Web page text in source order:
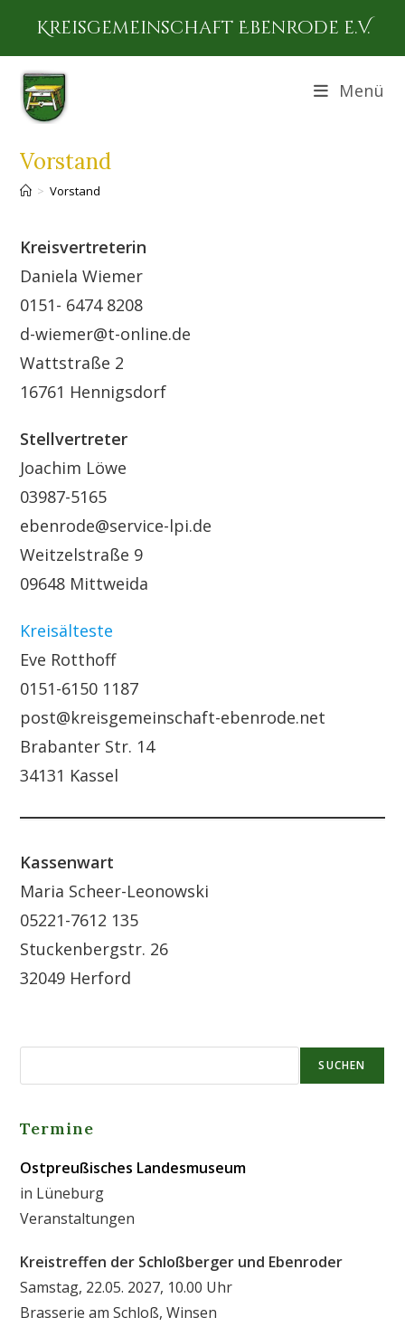
springen
Kreisgemeinschaft Ebenrode e.V.
Menü
Vorstand
> Vorstand
Kreisvertreterin
Daniela Wiemer
0151- 6474 8208
d-wiemer@t-online.de
Wattstraße 2
16761 Hennigsdorf
Stellvertreter
Joachim Löwe
03987-5165
ebenrode@service-lpi.de
Weitzelstraße 9
09648 Mittweida
Kreisälteste
Eve Rotthoff
0151-6150 1187
post@kreisgemeinschaft-ebenrode.net
Brabanter Str. 14
34131 Kassel
Kassenwart
Maria Scheer-Leonowski
05221-7612 135
Stuckenbergstr. 26
32049 Herford
SUCHEN
Termine
Ostpreußisches Landesmuseum
in Lüneburg
Veranstaltungen
Kreistreffen der Schloßberger und Ebenroder
Samstag, 22.05. 2027, 10.00 Uhr
Brasserie am Schloß, Winsen